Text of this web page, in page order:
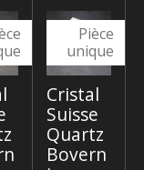
Pièce
unique
Cristal
Suisse
Quartz
Bovern